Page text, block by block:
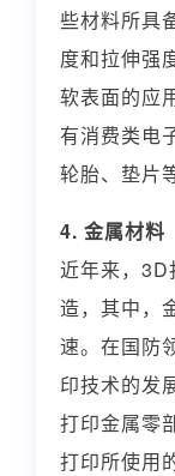
些材料所具
度和拉伸强
软表面的应
有消费类电
轮胎、垫片
4. 金属材料
近年来，3D
造，其中，
速。在国防
印技术的发
打印金属零
打印所使用